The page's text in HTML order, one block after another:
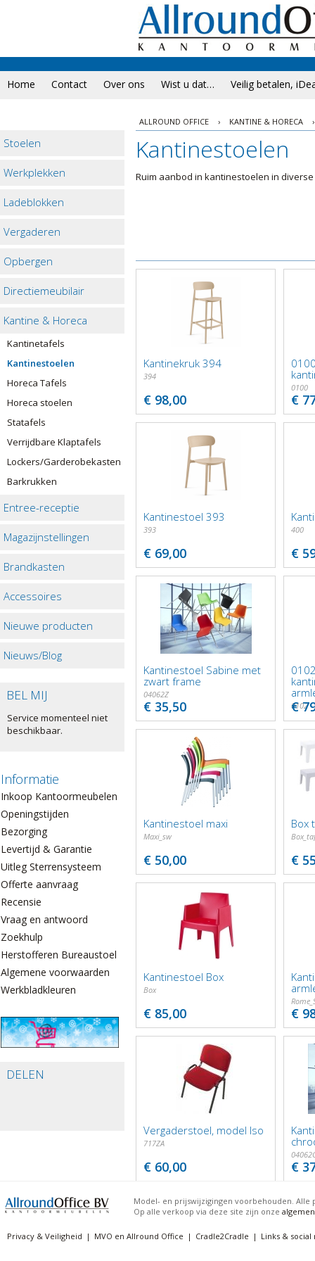
Home Contact Over ons Wist u dat… Veilig betalen,
Stoelen
Werkplekken
Ladeblokken
Vergaderen
Opbergen
Directiemeubilair
Kantine & Horeca
Kantinetafels
Kantinestoelen
Horeca Tafels
Horeca stoelen
Statafels
Verrijdbare Klaptafels
Lockers/Garderobekasten
Barkrukken
Entree-receptie
Magazijnstellingen
Brandkasten
Accessoires
Nieuwe producten
Nieuws/Blog
BEL MIJ
Service momenteel niet
beschikbaar.
Informatie
Inkoop Kantoormeubelen
Openingstijden
Bezorging
Levertijd & Garantie
Uitleg Sterrensysteem
Offerte aanvraag
Recensie
Vraag en antwoord
Zoekhulp
Herstofferen Bureaustoelen
Algemene voorwaarden
Werkbladkleuren
DELEN
ALLROUND OFFICE › KANTINE & HORECA ›
Kantinestoelen
Ruim aanbod in kantinestoelen in
Kantinekruk 394
394
€ 98,00
0100
€
Kantinestoel 393
393
€ 69,00
400
€
Kantinestoel Sabine met
zwart frame
04062Z
€ 35,50 0102
€
Kantinestoel maxi
Maxi_sw
€ 50,00
Box
€
Kantinestoel Box
Box
€ 85,00 €
Vergaderstoel, model Iso
717ZA
€ 60,00 €
Model- en prijswijzigingen voorbehouden.
Op alle verkoop via deze site zijn onze
Privacy & Veiligheid MVO en Allround Office Cradle2Cradle Links & social